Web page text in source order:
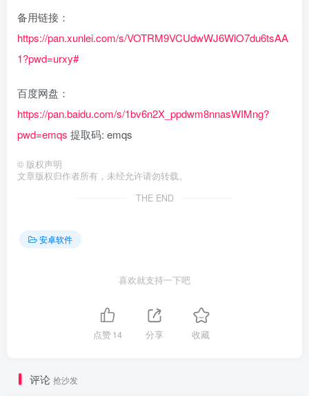
备用链接：
https://pan.xunlei.com/s/VOTRM9VCUdwWJ6WlO7du6tsAA
1?pwd=urxy#
百度网盘：
https://pan.baidu.com/s/1bv6n2X_ppdwm8nnasWIMng?
pwd=emqs 提取码: emqs
© 版权声明
文章版权归作者所有，未经允许请勿转载。
THE END
安卓软件
喜欢就支持一下吧
点赞14 分享 收藏
评论 抢沙发